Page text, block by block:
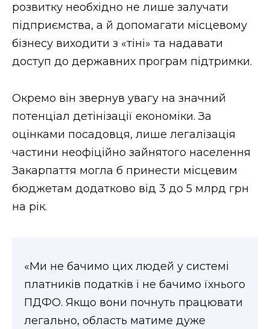
розвитку необхідно не лише залучати
підприємства, а й допомагати місцевому
бізнесу виходити з «тіні» та надавати
доступ до державних програм підтримки.
Окремо він звернув увагу на значний
потенціал детінізації економіки. За
оцінками посадовця, лише легалізація
частини неофіційно зайнятого населення
Закарпаття могла б принести місцевим
бюджетам додатково від 3 до 5 млрд грн
на рік.
«Ми не бачимо цих людей у системі
платників податків і не бачимо їхнього
ПДФО. Якщо вони почнуть працювати
легально, область матиме дуже